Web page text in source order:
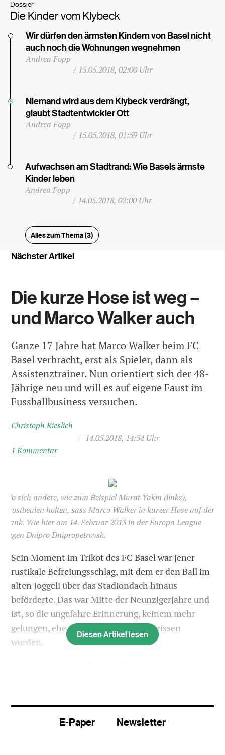
Dossier
Die Kinder vom Klybeck
Wir dürfen den ärmsten Kindern von Basel nicht
auch noch die Wohnungen wegnehmen
Andrea Fopp
/ 15.05.2018, 02:00 Uhr
Niemand wird aus dem Klybeck verdrängt,
glaubt Stadtentwickler Ott
Andrea Fopp
/ 15.05.2018, 01:59 Uhr
Aufwachsen am Stadtrand: Wie Basels ärmste
Kinder leben
Andrea Fopp
/ 14.05.2018, 02:00 Uhr
Alles zum Thema (3)
Nächster Artikel
Die kurze Hose ist weg –
und Marco Walker auch
Ganze 17 Jahre hat Marco Walker beim FC
Basel verbracht, erst als Spieler, dann als
Assistenztrainer. Nun orientiert sich der 48-
Jährige neu und will es auf eigene Faust im
Fussballbusiness versuchen.
Christoph Kieslich
/ 14.05.2018, 14:54 Uhr
1 Kommentar
Wo sich andere, wie zum Beispiel Murat Yakin (links),
Frostbeulen holten, sass Marco Walker in kurzer Hose auf der
Bank. Wie hier am 14. Februar 2013 in der Europa League
gegen Dnipro Dnipropetrovsk.
Sein Moment im Trikot des FC Basel war jener
rustikale Befreiungsschlag, mit dem er den Ball im
alten Joggeli über das Stadiondach hinaus
beförderte. Das war Mitte der Neunzigerjahre und
ist, so die ungefähre Erinnerung, keinem mehr
gelungen, ehe die alten Mauern abgerissen
wurden.
rotblaue Trikot getragen, und seit 2005 gehörte er
in verschiedenen Abteilungen und Funktionen
Diesen Artikel lesen
E-Paper Newsletter